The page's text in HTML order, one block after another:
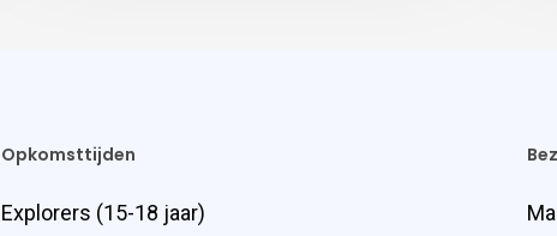
Opkomsttijden
Explorers (15-18 jaar)